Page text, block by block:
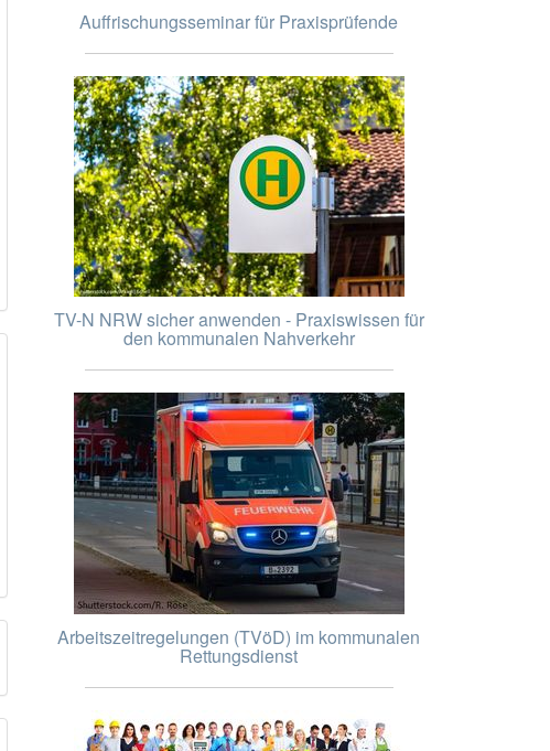
Auffrischungsseminar für Praxisprüfende
TV-N NRW sicher anwenden - Praxiswissen für
den kommunalen Nahverkehr
Arbeitszeitregelungen (TVöD) im kommunalen
Rettungsdienst